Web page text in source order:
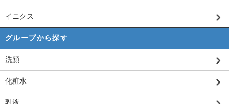
イニクス
グループから探す
洗顔
化粧水
乳液